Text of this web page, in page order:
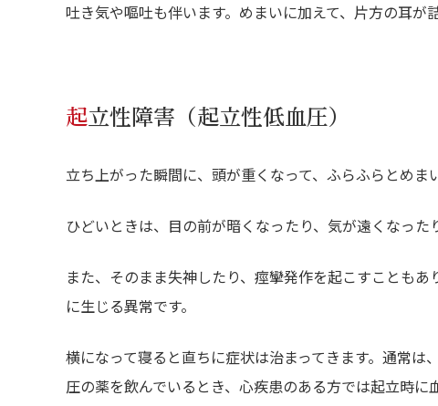
吐き気や嘔吐も伴います。めまいに加えて、片方の耳が
起立性障害（起立性低血圧）
立ち上がった瞬間に、頭が重くなって、ふらふらとめま
ひどいときは、目の前が暗くなったり、気が遠くなった
また、そのまま失神したり、痙攣発作を起こすことも
に生じる異常です。
横になって寝ると直ちに症状は治まってきます。通常
圧の薬を飲んでいるとき、心疾患のある方では起立時に